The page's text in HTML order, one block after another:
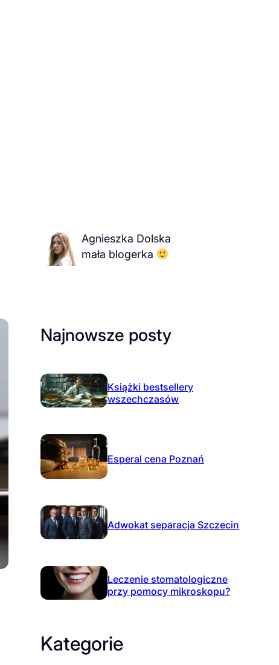
Agnieszka Dolska
mała blogerka
Najnowsze posty
Książki bestsellery
wszechczasów
Esperal cena Poznań
Adwokat separacja Szczecin
Leczenie stomatologiczne
przy pomocy mikroskopu?
Kategorie